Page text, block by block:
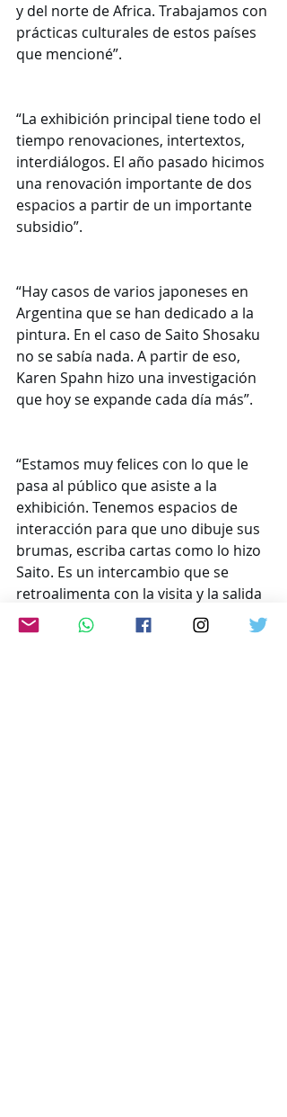
y del norte de Africa. Trabajamos con
prácticas culturales de estos países
que mencioné”.
“La exhibición principal tiene todo el
tiempo renovaciones, intertextos,
interdiálogos. El año pasado hicimos
una renovación importante de dos
espacios a partir de un importante
subsidio”.
“Hay casos de varios japoneses en
Argentina que se han dedicado a la
pintura. En el caso de Saito Shosaku
no se sabía nada. A partir de eso,
Karen Spahn hizo una investigación
que hoy se expande cada día más”.
“Estamos muy felices con lo que le
pasa al público que asiste a la
exhibición. Tenemos espacios de
interacción para que uno dibuje sus
brumas, escriba cartas como lo hizo
Saito. Es un intercambio que se
retroalimenta con la visita y la salida
de otros. Es el lugar que tiene
nuestro museo, un puente entre